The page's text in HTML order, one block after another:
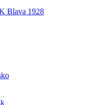
Blava 1928